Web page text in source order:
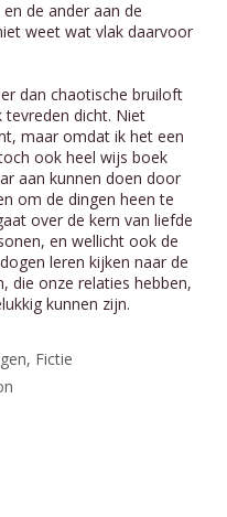
de ander aan de
weet wat vlak daarvoor
dan chaotische bruiloft
tevreden dicht. Niet
maar omdat ik het een
ook heel wijs boek
aan kunnen doen door
om de dingen heen te
over de kern van liefde
en wellicht ook de
leren kijken naar de
die onze relaties hebben,
kunnen zijn.
, Fictie